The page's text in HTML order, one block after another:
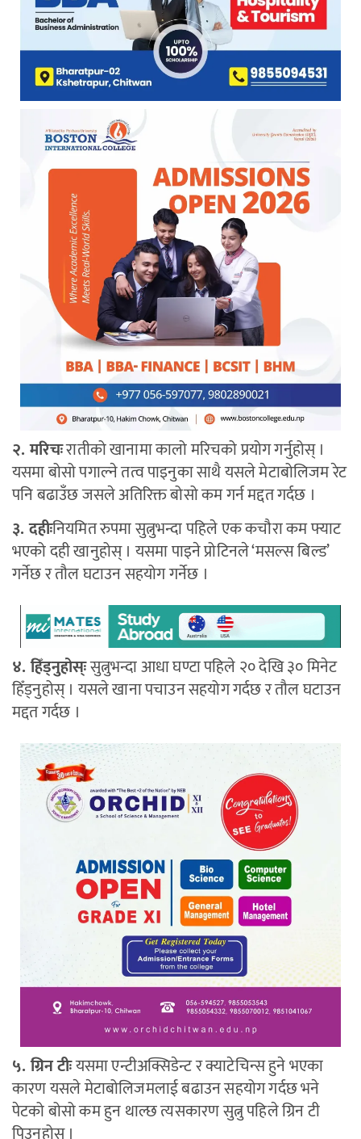
२. मरिचःरातीको खानामा कालो मरिचको प्रयोग गर्नुहोस् ।
यसमा बोसो पगाल्ने तत्व पाइनुका साथै यसले मेटाबोलिजम रेट
पनि बढाउँछ जसले अतिरिक्त बोसो कम गर्न मद्दत गर्दछ ।
३. दहीःनियमित रुपमा सुत्नुभन्दा पहिले एक कचौरा कम फ्याट
भएको दही खानुहोस् । यसमा पाइने प्रोटिनले ‘मसल्स बिल्ड’
गर्नेछ र तौल घटाउन सहयोग गर्नेछ ।
४. हिँड्नुहोस्ःसुत्नुभन्दा आधा घण्टा पहिले २० देखि ३० मिनेट
हिँड्नुहोस् । यसले खाना पचाउन सहयोग गर्दछ र तौल घटाउन
मद्दत गर्दछ ।
५. ग्रिन टीःयसमा एन्टीअक्सिडेन्ट र क्याटेचिन्स हुने भएका
कारण यसले मेटाबोलिजमलाई बढाउन सहयोग गर्दछ भने
पेटको बोसो कम हुन थाल्छ त्यसकारण सुत्नु पहिले ग्रिन टी